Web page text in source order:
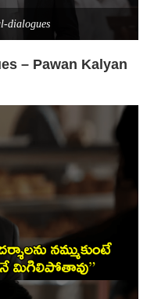
dialogues
– Pawan Kalyan